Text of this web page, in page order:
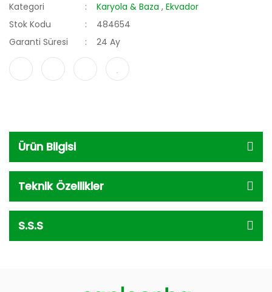
Kategori Karyola & Baza ,Ekvador
Stok Kodu
484654
Garanti Süresi
24 Ay
Ürün Bilgisi
Teknik Özellikler
S.S.S